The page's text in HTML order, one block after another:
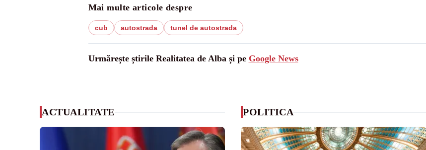
Mai multe articole despre
cub autostrada tunel de autostrada
Urmărește știrile Realitatea de Alba și pe Google News
ACTUALITATE POLITICA